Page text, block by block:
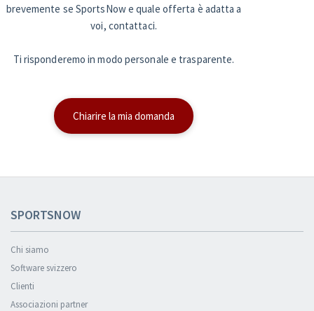
brevemente se SportsNow e quale offerta è adatta a
voi, contattaci.
Ti risponderemo in modo personale e trasparente.
Chiarire la mia domanda
SPORTSNOW
Chi siamo
Software svizzero
Clienti
Associazioni partner